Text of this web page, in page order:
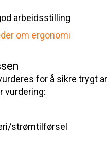
arbeidsstilling
om ergonomi
for å sikre trygt
vurdering:
strømtilførsel